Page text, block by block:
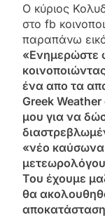
Ο κύριος
στο fb
παραπάνω
«Ενημερώστε
ένα απο τα
Greek
μου για να
«νέο
Του έχουμε
θα